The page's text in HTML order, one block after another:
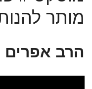
מותר
הרב אפרים